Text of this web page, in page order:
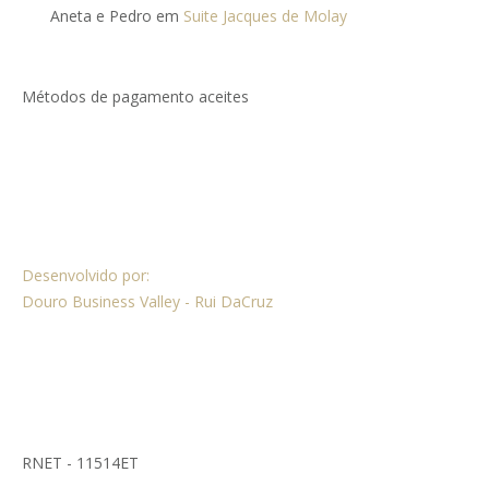
Aneta e Pedro em Suite Jacques de Molay
Métodos de pagamento aceites
Desenvolvido por:
Douro Business Valley - Rui DaCruz
RNET - 11514ET